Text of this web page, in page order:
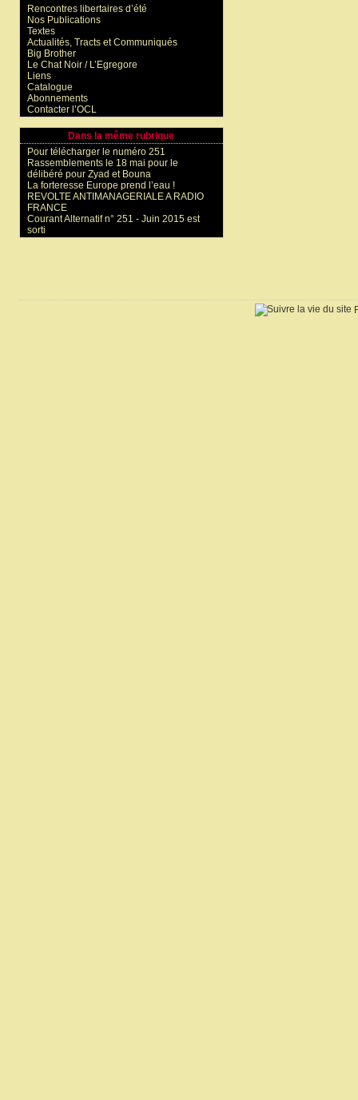
Rencontres libertaires d’été
Nos Publications
Textes
Actualités, Tracts et Communiqués
Big Brother
Le Chat Noir / L’Egregore
Liens
Catalogue
Abonnements
Contacter l’OCL
Dans la même rubrique
Pour télécharger le numéro 251
Rassemblements le 18 mai pour le
délibéré pour Zyad et Bouna
La forteresse Europe prend l’eau !
REVOLTE ANTIMANAGERIALE A RADIO
FRANCE
Courant Alternatif n° 251 - Juin 2015 est
sorti